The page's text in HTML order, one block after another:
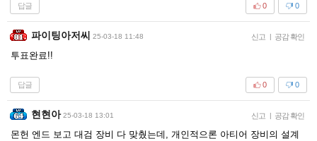
답글 0
0
파이팅아저씨 25-03-18 11:48 신고 | 공감 확인
투표완료!!
답글 0
0
현현아 25-03-18 13:01 신고 | 공감 확인
몬헌 엔드 보고 대검 장비 다 맞췄는데, 개인적으론 아티어 장비의 설계